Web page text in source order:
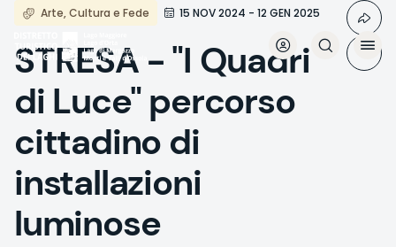
Aller
au
principal
Arte, Cultura e Fede 15 NOV 2024 - 12 GEN 2025
STRESA - "I Quadri
di Luce" percorso
cittadino di
installazioni
luminose